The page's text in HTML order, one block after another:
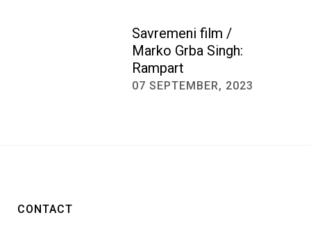
Savremeni film /
Marko Grba Singh:
Rampart
07 SEPTEMBER, 2023
CONTACT